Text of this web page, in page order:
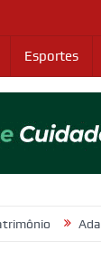
Esportes
Adasfa e